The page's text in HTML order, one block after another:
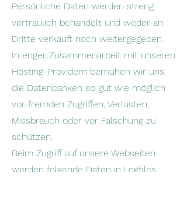
Persönliche Daten werden streng
vertraulich behandelt und weder an
Dritte verkauft noch weitergegeben.
In enger Zusammenarbeit mit unseren
Hosting-Providern bemühen wir uns,
die Datenbanken so gut wie möglich
vor fremden Zugriffen, Verlusten,
Missbrauch oder vor Fälschung zu
schützen.
Beim Zugriff auf unsere Webseiten
werden folgende Daten in Logfiles